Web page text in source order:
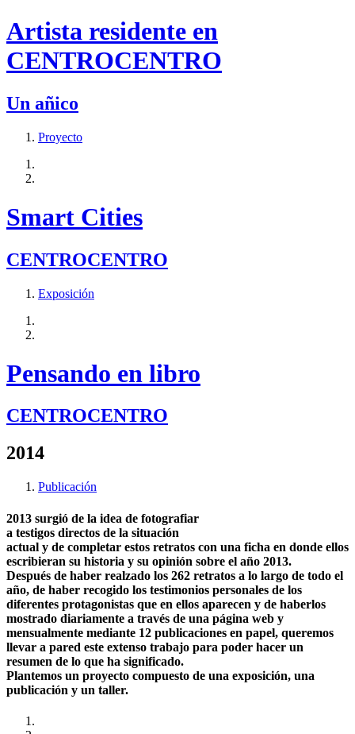
Artista residente en
CENTROCENTRO
Un añico
Proyecto
Smart Cities
CENTROCENTRO
Exposición
Pensando en libro
CENTROCENTRO
2014
Publicación
2013 surgió de la idea de fotografiar
a testigos directos de la situación
actual y de completar estos retratos con una ficha en donde ellos
escribieran su historia y su opinión sobre el año 2013.
Después de haber realzado los 262 retratos a lo largo de todo el
año, de haber recogido los testimonios personales de los
diferentes protagonistas que en ellos aparecen y de haberlos
mostrado diariamente a través de una página web y
mensualmente mediante 12 publicaciones en papel, queremos
llevar a pared este extenso trabajo para poder hacer un
resumen de lo que ha significado.
Plantemos un proyecto compuesto de una exposición, una
publicación y un taller.